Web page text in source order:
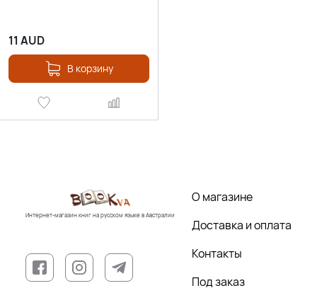
11 AUD
В корзину
Интернет-магазин книг на русском языке в Австралии
О магазине
Доставка и оплата
Контакты
Под заказ